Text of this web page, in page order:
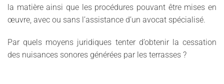
la matière ainsi que les procédures pouvant être mises en
œuvre, avec ou sans l’assistance d’un avocat spécialisé.
Par quels moyens juridiques tenter d’obtenir la cessation
des nuisances sonores générées par les terrasses ?